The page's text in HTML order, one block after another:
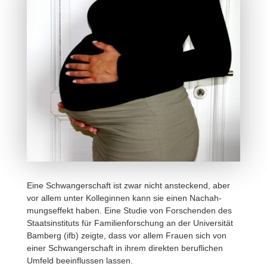
Eine Schwan­ger­schaft ist zwar nicht anste­ckend, aber
vor allem unter Kolle­ginnen kann sie einen Nach­ah­
mungs­ef­fekt haben. Eine Studie von Forschenden des
Staats­in­sti­tuts für Fami­li­en­for­schung an der Univer­sität
Bamberg (ifb) zeigte, dass vor allem Frauen sich von
einer Schwan­ger­schaft in ihrem direkten beruf­li­chen
Umfeld beein­flussen lassen.